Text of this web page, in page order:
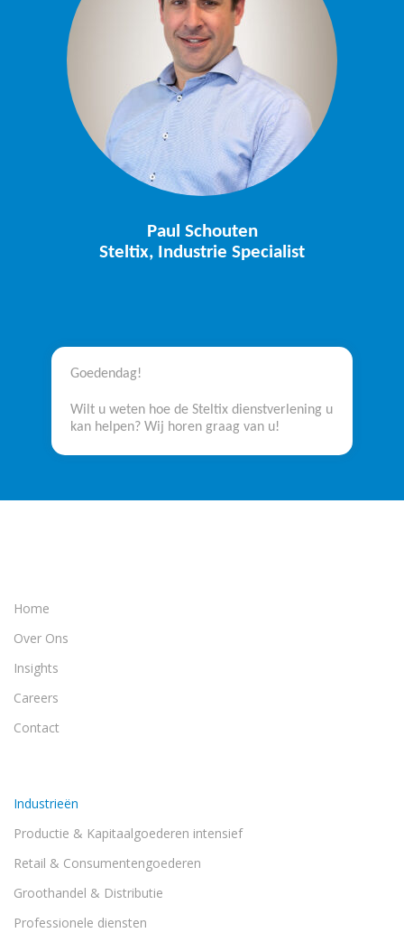
Paul Schouten
Steltix, Industrie Specialist
Goedendag!
Wilt u weten hoe de Steltix dienstverlening u
kan helpen? Wij horen graag van u!
Home
Over Ons
Insights
Careers
Contact
Industrieën
Productie & Kapitaalgoederen intensief
Retail & Consumentengoederen
Groothandel & Distributie
Professionele diensten